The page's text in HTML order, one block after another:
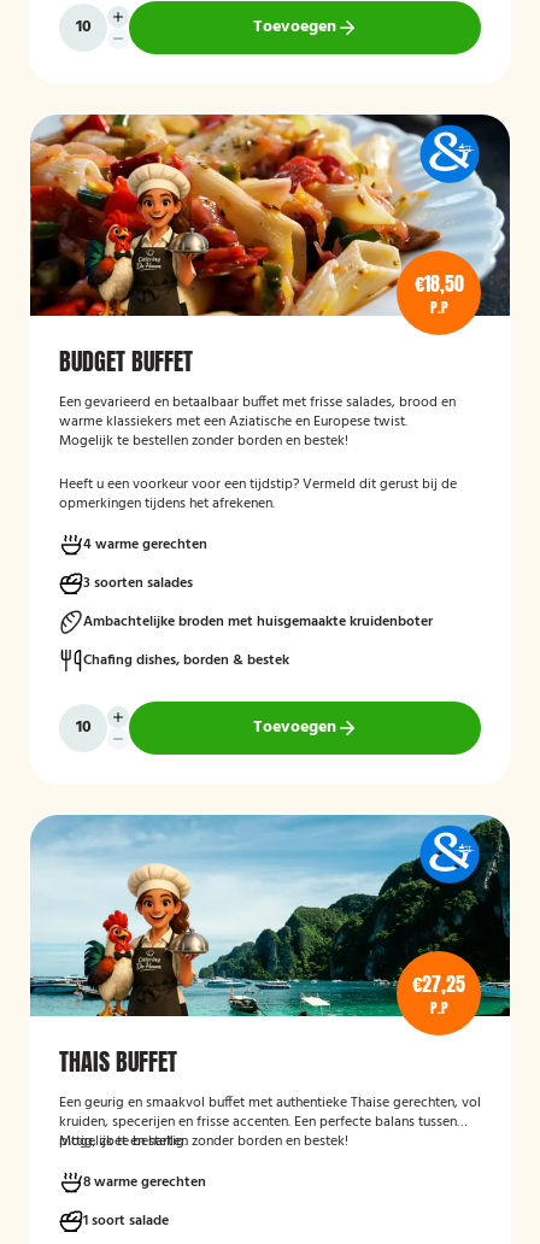
Toevoegen
€18,50
P.P
BUDGET BUFFET
Een gevarieerd en betaalbaar buffet met frisse salades, brood en
warme klassiekers met een Aziatische en Europese twist.
Mogelijk te bestellen zonder borden en bestek!
Heeft u een voorkeur voor een tijdstip? Vermeld dit gerust bij de
opmerkingen tijdens het afrekenen.
4 warme gerechten
3 soorten salades
Ambachtelijke broden met huisgemaakte kruidenboter
Chafing dishes, borden & bestek
Toevoegen
€27,25
P.P
THAIS BUFFET
Een geurig en smaakvol buffet met authentieke Thaise gerechten, vol
kruiden, specerijen en frisse accenten. Een perfecte balans tussen
pittig, zoet en hartig.
Mogelijk te bestellen zonder borden en bestek!
8 warme gerechten
1 soort salade